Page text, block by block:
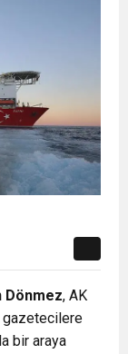
Dönmez, AK
gazetecilere
bir araya